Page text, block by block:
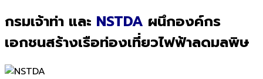
กรมเจ้าท่า และ NSTDA ผนึกองค์กร
เอกชนสร้างเรือท่องเที่ยวไฟฟ้าลดมลพิษ